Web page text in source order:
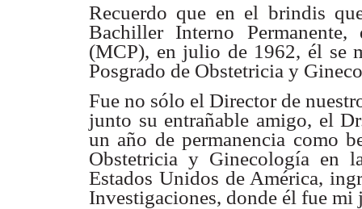
Recuerdo que en el brindis
Bachiller Interno
(MCP), en julio de 1962, él se
Posgrado de Obstetricia y
Fue no sólo el Director de
junto su entrañable amigo, el
un año de permanencia como
Obstetricia y Ginecología en
Estados Unidos de América,
Investigaciones, donde él fue mi